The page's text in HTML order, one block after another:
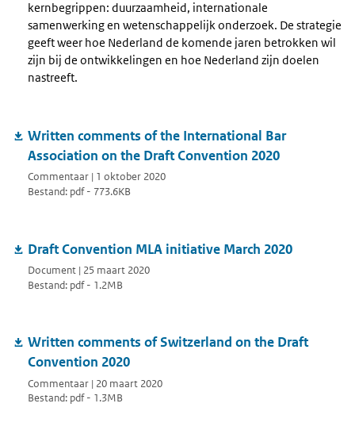
kernbegrippen: duurzaamheid, internationale
samenwerking en wetenschappelijk onderzoek. De strategie
geeft weer hoe Nederland de komende jaren betrokken wil
zijn bij de ontwikkelingen en hoe Nederland zijn doelen
nastreeft.
Written comments of the International Bar
Association on the Draft Convention 2020
Commentaar | 1 oktober 2020
Bestand: pdf - 773.6KB
Draft Convention MLA initiative March 2020
Document | 25 maart 2020
Bestand: pdf - 1.2MB
Written comments of Switzerland on the Draft
Convention 2020
Commentaar | 20 maart 2020
Bestand: pdf - 1.3MB